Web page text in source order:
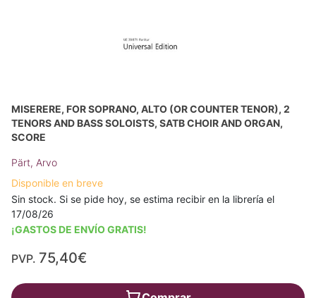
MISERERE, FOR SOPRANO, ALTO (OR COUNTER TENOR), 2
TENORS AND BASS SOLOISTS, SATB CHOIR AND ORGAN,
SCORE
Pärt, Arvo
Disponible en breve
Sin stock. Si se pide hoy, se estima recibir en la librería el
17/08/26
¡GASTOS DE ENVÍO GRATIS!
PVP. 75,40€